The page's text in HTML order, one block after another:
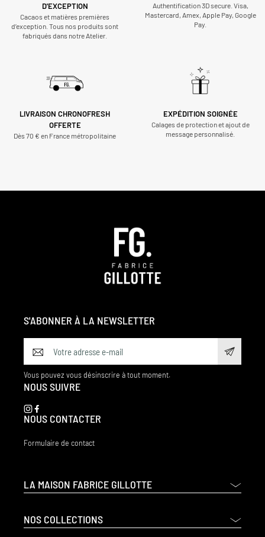
D'EXCEPTION
Cacaos et matières premières
d’exception. Tous nos produits sont
fabriqués dans notre Atelier.
Authentification 3D secure. Visa,
Mastercard, Amex, Apple Pay, Google
Pay.
LIVRAISON CHRONOFRESH
OFFERTE
Dès 70 € en France métropolitaine
EXPÉDITION SOIGNÉE
Calages de protection et ajout de
message personnalisé.
LA MAISON FABRICE GILLOTTE
NOS COLLECTIONS
S'ABONNER À LA NEWSLETTER
Vous pouvez vous désinscrire à tout moment.
NOUS SUIVRE
NOUS CONTACTER
Formulaire de contact